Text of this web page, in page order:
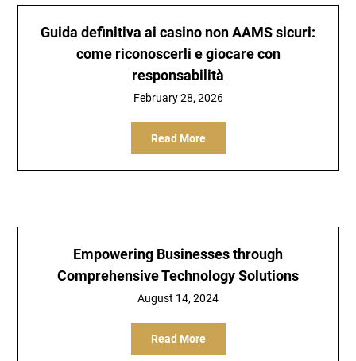
Guida definitiva ai casino non AAMS sicuri:
come riconoscerli e giocare con
responsabilità
February 28, 2026
Read More
Empowering Businesses through
Comprehensive Technology Solutions
August 14, 2024
Read More